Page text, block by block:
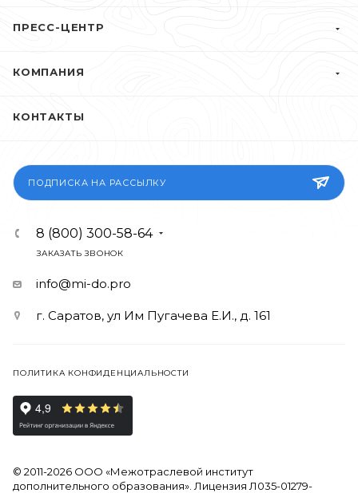
ПРЕСС-ЦЕНТР
КОМПАНИЯ
КОНТАКТЫ
ПОДПИСКА НА РАССЫЛКУ
8 (800) 300-58-64
ЗАКАЗАТЬ ЗВОНОК
info@mi-do.pro
г. Саратов, ул Им Пугачева Е.И., д. 161
ПОЛИТИКА КОНФИДЕНЦИАЛЬНОСТИ
© 2011-2026 ООО «Межотраслевой институт
дополнительного образования». Лицензия Л035-01279-